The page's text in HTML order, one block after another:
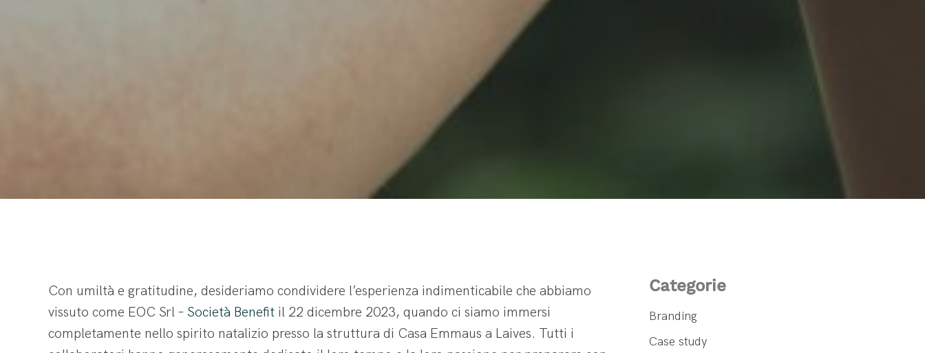
Con umiltà e gratitudine, desideriamo condividere l’esperienza indimenticabile che abbiamo
vissuto come EOC Srl – Società Benefit il 22 dicembre 2023, quando ci siamo immersi
completamente nello spirito natalizio presso la struttura di Casa Emmaus a Laives. Tutti i
Categorie
Branding
Case study